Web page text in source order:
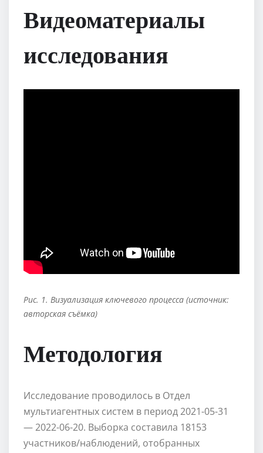
Видеоматериалы
исследования
Рис. 1. Визуализация ключевого процесса (источник:
авторская съёмка)
Методология
Исследование проводилось в Отдел
мультиагентных систем в период 2021-05-31
— 2022-06-20. Выборка составила 18153
участников/наблюдений, отобранных